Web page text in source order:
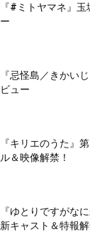
『#ミトヤマネ』
ー
『忌怪島／きかい
ビュー
『キリエのうた』
ル＆映像解禁！
『ゆとりですがな
新キャスト＆特報